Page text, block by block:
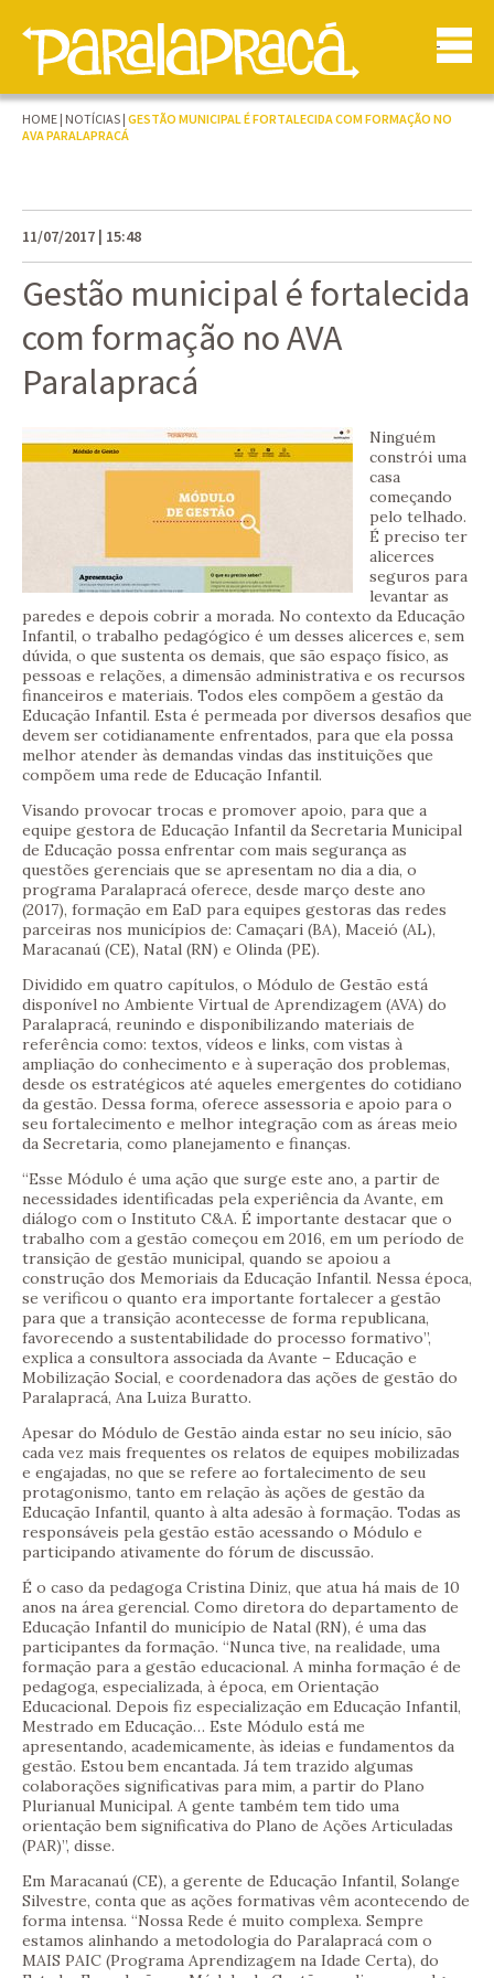
HOME | NOTÍCIAS | GESTÃO MUNICIPAL É FORTALECIDA COM FORMAÇÃO NO
AVA PARALAPRACÁ
11/07/2017 | 15:48
Gestão municipal é fortalecida
com formação no AVA
Paralapracá
Ninguém
constrói uma
casa
começando
pelo telhado.
É preciso ter
alicerces
seguros para
levantar as
paredes e depois cobrir a morada. No contexto da Educação
Infantil, o trabalho pedagógico é um desses alicerces e, sem
dúvida, o que sustenta os demais, que são espaço físico, as
pessoas e relações, a dimensão administrativa e os recursos
financeiros e materiais. Todos eles compõem a gestão da
Educação Infantil. Esta é permeada por diversos desafios que
devem ser cotidianamente enfrentados, para que ela possa
melhor atender às demandas vindas das instituições que
compõem uma rede de Educação Infantil.
Visando provocar trocas e promover apoio, para que a
equipe gestora de Educação Infantil da Secretaria Municipal
de Educação possa enfrentar com mais segurança as
questões gerenciais que se apresentam no dia a dia, o
programa Paralapracá oferece, desde março deste ano
(2017), formação em EaD para equipes gestoras das redes
parceiras nos municípios de: Camaçari (BA), Maceió (AL),
Maracanaú (CE), Natal (RN) e Olinda (PE).
Dividido em quatro capítulos, o Módulo de Gestão está
disponível no Ambiente Virtual de Aprendizagem (AVA) do
Paralapracá, reunindo e disponibilizando materiais de
referência como: textos, vídeos e links, com vistas à
ampliação do conhecimento e à superação dos problemas,
desde os estratégicos até aqueles emergentes do cotidiano
da gestão. Dessa forma, oferece assessoria e apoio para o
seu fortalecimento e melhor integração com as áreas meio
da Secretaria, como planejamento e finanças.
“Esse Módulo é uma ação que surge este ano, a partir de
necessidades identificadas pela experiência da Avante, em
diálogo com o Instituto C&A. É importante destacar que o
trabalho com a gestão começou em 2016, em um período de
transição de gestão municipal, quando se apoiou a
construção dos Memoriais da Educação Infantil. Nessa época,
se verificou o quanto era importante fortalecer a gestão
para que a transição acontecesse de forma republicana,
favorecendo a sustentabilidade do processo formativo”,
explica a consultora associada da Avante – Educação e
Mobilização Social, e coordenadora das ações de gestão do
Paralapracá, Ana Luiza Buratto.
Apesar do Módulo de Gestão ainda estar no seu início, são
cada vez mais frequentes os relatos de equipes mobilizadas
e engajadas, no que se refere ao fortalecimento de seu
protagonismo, tanto em relação às ações de gestão da
Educação Infantil, quanto à alta adesão à formação. Todas as
responsáveis pela gestão estão acessando o Módulo e
participando ativamente do fórum de discussão.
É o caso da pedagoga Cristina Diniz, que atua há mais de 10
anos na área gerencial. Como diretora do departamento de
Educação Infantil do município de Natal (RN), é uma das
participantes da formação. “Nunca tive, na realidade, uma
formação para a gestão educacional. A minha formação é de
pedagoga, especializada, à época, em Orientação
Educacional. Depois fiz especialização em Educação Infantil,
Mestrado em Educação… Este Módulo está me
apresentando, academicamente, às ideias e fundamentos da
gestão. Estou bem encantada. Já tem trazido algumas
colaborações significativas para mim, a partir do Plano
Plurianual Municipal. A gente também tem tido uma
orientação bem significativa do Plano de Ações Articuladas
(PAR)”, disse.
Em Maracanaú (CE), a gerente de Educação Infantil, Solange
Silvestre, conta que as ações formativas vêm acontecendo de
forma intensa. “Nossa Rede é muito complexa. Sempre
estamos alinhando a metodologia do Paralapracá com o
MAIS PAIC (Programa Aprendizagem na Idade Certa), do